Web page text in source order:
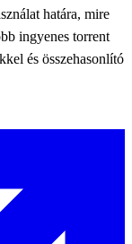
határa, mire
ingyenes torrent
és összehasonlító